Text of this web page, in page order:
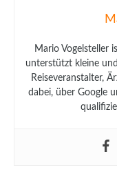
Mario Vogelsteller
unterstützt kleine
Reiseveranstalter,
dabei, über Google